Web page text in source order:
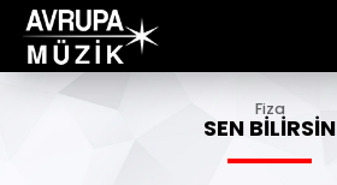
Fiza
SEN BILIRSIN